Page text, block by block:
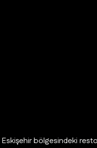
bölgesindeki